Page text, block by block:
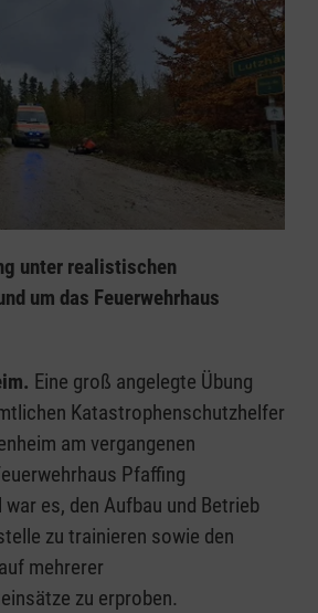
unter realistischen
um das Feuerwehrhaus
Eine groß angelegte Übung
Katastrophenschutzhelfer
am vergangenen
Pfaffing
es, den Aufbau und Betrieb
zu trainieren sowie den
mehrerer
zu erproben.